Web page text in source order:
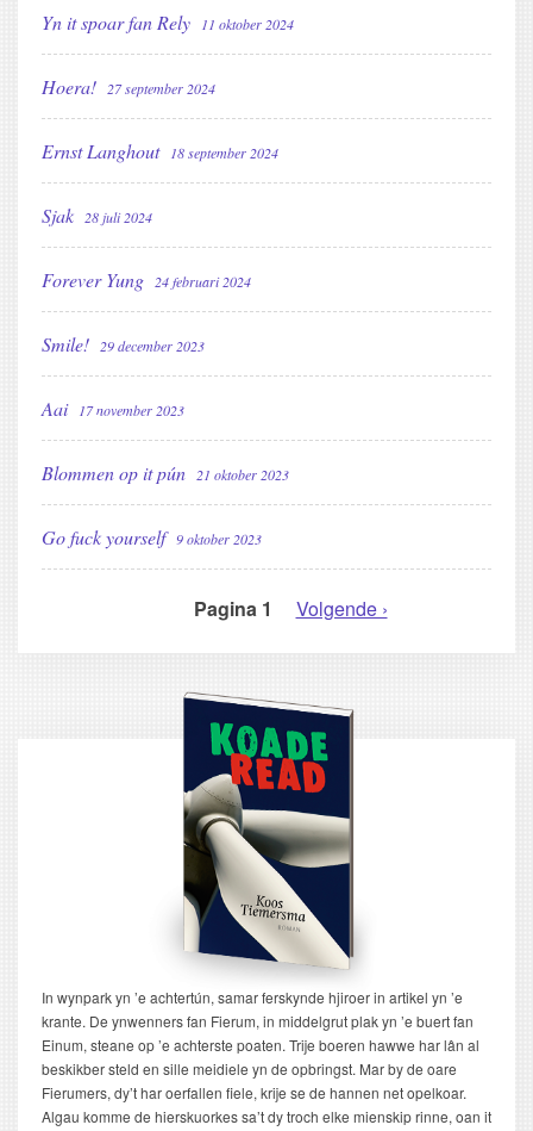
Yn it spoar fan Rely 11 oktober 2024
Hoera! 27 september 2024
Ernst Langhout 18 september 2024
Sjak 28 juli 2024
Forever Yung 24 februari 2024
Smile! 29 december 2023
Aai 17 november 2023
Blommen op it pún 21 oktober 2023
Go fuck yourself 9 oktober 2023
Pagina 1
Volgende
Volgende ›
In wynpark yn ’e achtertún, samar ferskynde hjiroer in artikel yn ’e
krante. De ynwenners fan Fierum, in middelgrut plak yn ’e buert fan
Einum, steane op ’e achterste poaten. Trije boeren hawwe har lân al
beskikber steld en sille meidiele yn de opbringst. Mar by de oare
Fierumers, dy’t har oerfallen fiele, krije se de hannen net opelkoar.
Algau komme de hierskuorkes sa’t dy troch elke mienskip rinne, oan it